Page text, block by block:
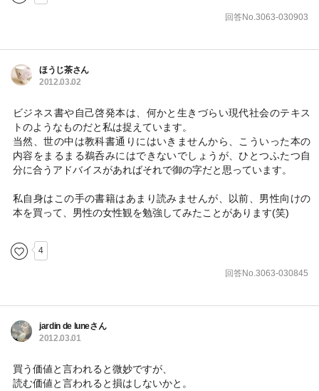
回答No.3063-030903
ほうじ茶さん
2012.03.02
ビジネス書や自己啓発本は、何かと生きづらい現代社会のテキス
トのようなものだと私は捉えています。
当然、世の中は教科書通りにはいきませんから、こういった本の
内容をまるまる鵜呑みにはできないでしょうが、ひとつふたつ自
分に合うアドバイスがあればそれで御の字だと思っています。
私自身はこの手の書籍はあまり読みませんが、以前、男性向けの
本を買って、男性の女性観を勉強してみたことがあります(笑)
4
回答No.3063-030845
jardin de luneさん
2012.03.01
買う価値と言われると微妙ですが、
読む価値と言われると損はしないかと。